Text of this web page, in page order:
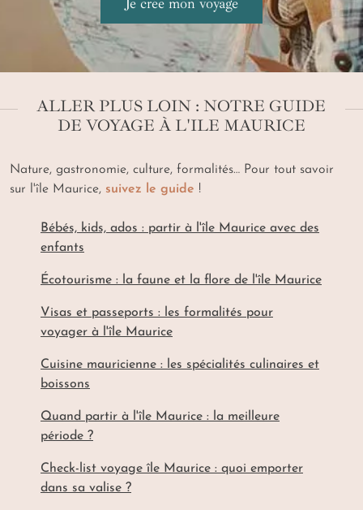
ALLER PLUS LOIN : NOTRE GUIDE
DE VOYAGE À L'ILE MAURICE
Nature, gastronomie, culture, formalités… Pour tout savoir
sur l'île Maurice, suivez le guide !
Bébés, kids, ados : partir à l'île Maurice avec des
enfants
Écotourisme : la faune et la flore de l'île Maurice
Visas et passeports : les formalités pour
voyager à l'île Maurice
Cuisine mauricienne : les spécialités culinaires et
boissons
Quand partir à l'île Maurice : la meilleure
période ?
Check-list voyage île Maurice : quoi emporter
dans sa valise ?